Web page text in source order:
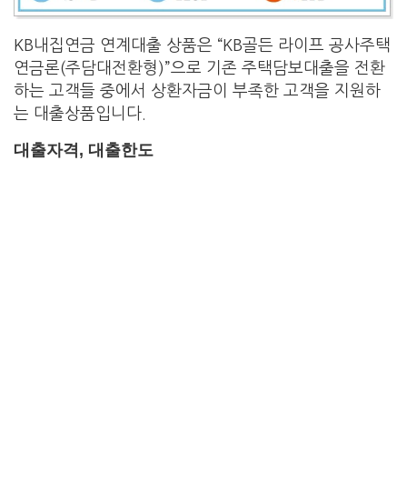
KB내집연금 연계대출 상품은 “KB골든 라이프 공사주택
연금론(주담대전환형)”으로 기존 주택담보대출을 전환
하는 고객들 중에서 상환자금이 부족한 고객을 지원하
는 대출상품입니다.
대출자격, 대출한도